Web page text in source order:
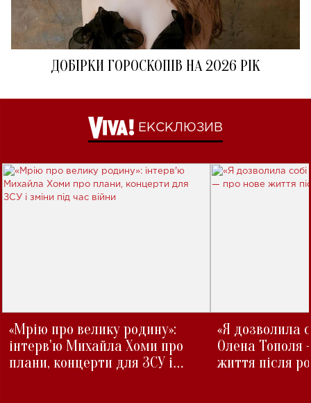
ДОБІРКИ ГОРОСКОПІВ НА 2026 РІК
ЕКСКЛЮЗИВ
«Мрію про велику родину»:
інтерв'ю Михайла Хоми про
плани, концерти для ЗСУ і
«Я дозволила
Олена Тополя
життя після